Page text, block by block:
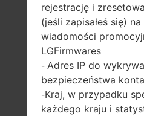
4.0 in (~60.6%
stosunek ekranu
do ciała)
320 x 480 pikseli
(~144 gęstość pikseli
na cal)
rejestrację i
(jeśli zapisałeś się) na
wiadomości
LGFirmwares
- Adres IP do
bezpieczeństwa
-Kraj, w przypadku
każdego kraju i